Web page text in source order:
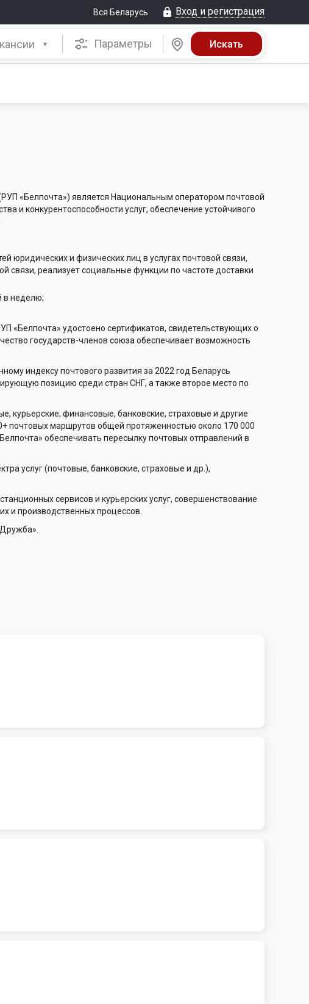
Вся Беларусь Вход и регистрация
Параметры
«Белпочта») является Национальным оператором почтовой
и конкурентоспособности услуг, обеспечение устойчивого
юридических и физических лиц в услугах почтовой связи,
связи, реализует социальные функции по частоте доставки
в неделю;
«Белпочта» удостоено сертификатов, свидетельствующих о
государств-членов союза обеспечивает возможность
индексу почтового развития за 2022 год Беларусь
позицию среди стран СНГ, а также второе место по
курьерские, финансовые, банковские, страховые и другие
почтовых маршрутов общей протяженностью около 170 000
обеспечивать пересылку почтовых отправлений в
услуг (почтовые, банковские, страховые и др.),
сервисов и курьерских услуг, совершенствование
и производственных процессов.